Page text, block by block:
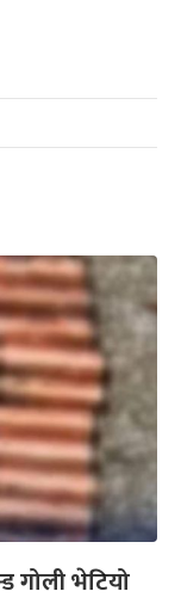
गोली भेटियो